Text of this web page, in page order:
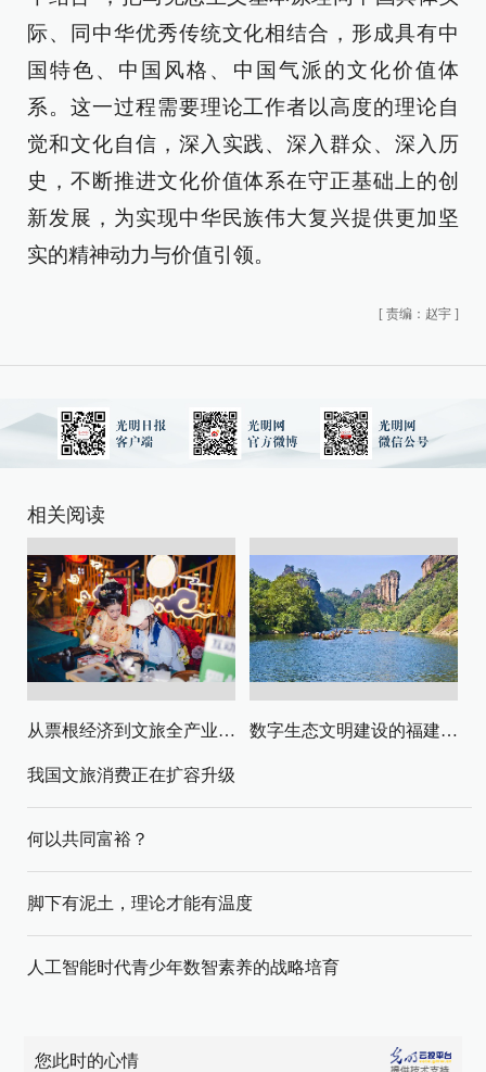
际、同中华优秀传统文化相结合，形成具有中
国特色、中国风格、中国气派的文化价值体
系。这一过程需要理论工作者以高度的理论自
觉和文化自信，深入实践、深入群众、深入历
史，不断推进文化价值体系在守正基础上的创
新发展，为实现中华民族伟大复兴提供更加坚
实的精神动力与价值引领。
[ 责编：赵宇 ]
相关阅读
从票根经济到文旅全产业链升级 数字生态文明建设的福建路径与启示
我国文旅消费正在扩容升级
何以共同富裕？
脚下有泥土，理论才能有温度
人工智能时代青少年数智素养的战略培育
您此时的心情